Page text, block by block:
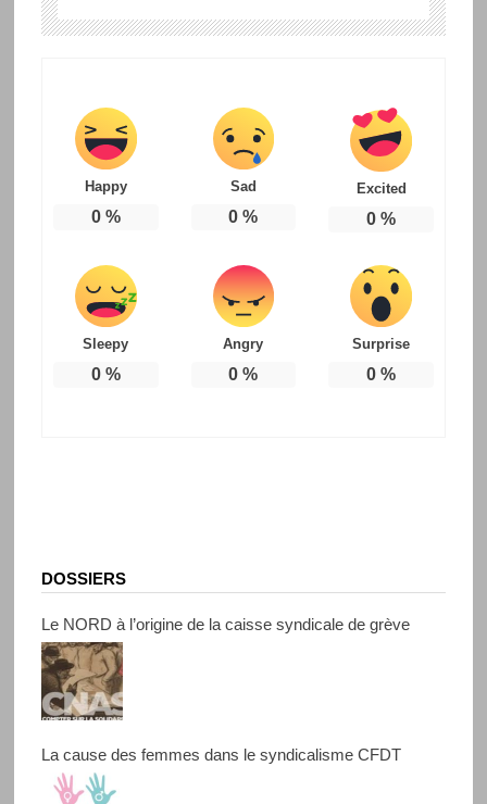
Happy
0%
Sad
0 %
Excited
0 %
Sleepy
0%
Angry
0 %
Surprise
0 %
DOSSIERS
Le NORD à l’origine de la caisse syndicale de grève
La cause des femmes dans le syndicalisme CFDT